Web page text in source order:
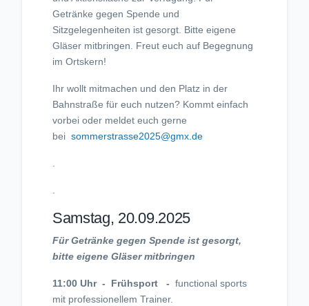
Getränke gegen Spende und
Sitzgelegenheiten ist gesorgt. Bitte eigene
Gläser mitbringen. Freut euch auf Begegnung
im Ortskern!
Ihr wollt mitmachen und den Platz in der
Bahnstraße für euch nutzen? Kommt einfach
vorbei oder meldet euch gerne
bei sommerstrasse2025@gmx.de
.
.
Samstag, 20.09.2025
Für Getränke gegen Spende ist gesorgt,
bitte eigene Gläser mitbringen
11:00 Uhr - Frühsport - functional sports
mit professionellem Trainer.